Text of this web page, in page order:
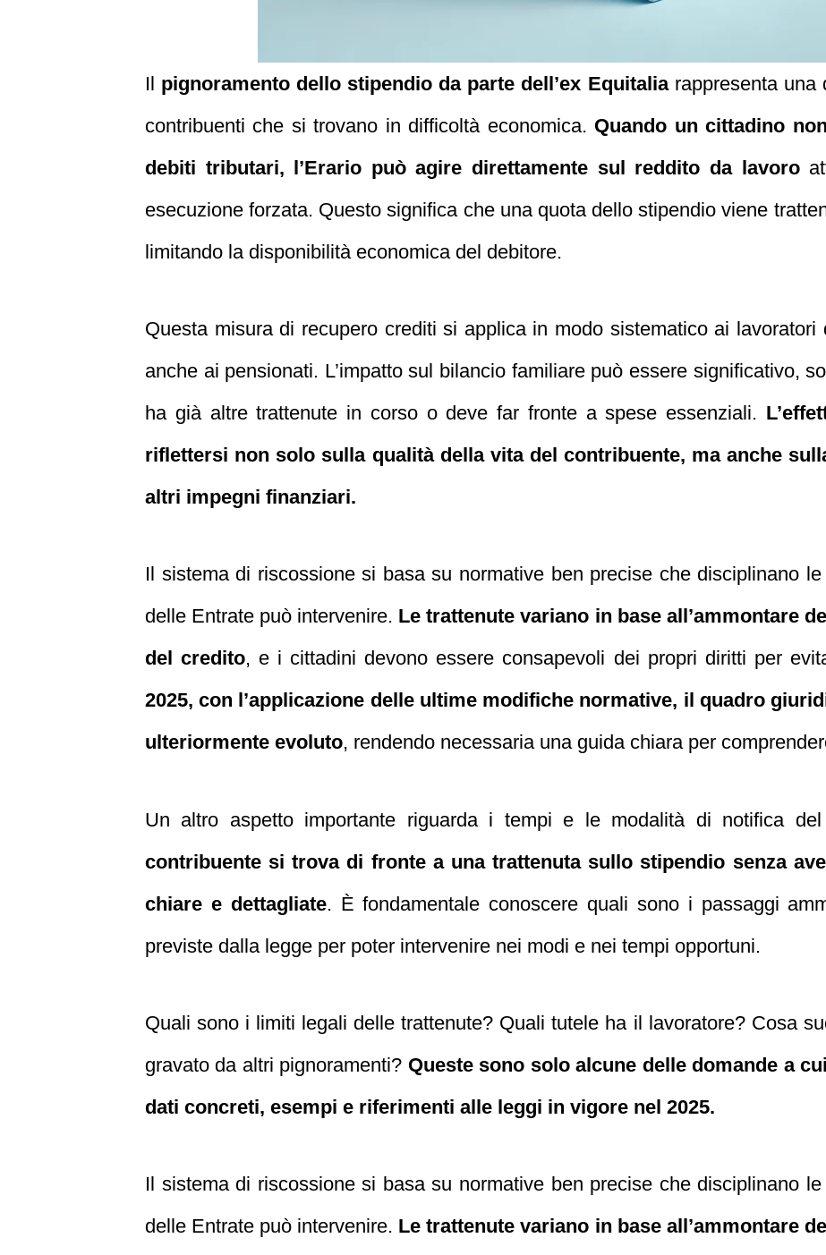
Il pignoramento dello stipendio da parte dell’ex Equitaliarappresenta una
contribuenti che si trovano in difficoltà economica. Quando un cittadino
debiti tributari, l’Erario può agire direttamente sul reddito da lavoro
esecuzione forzata. Questo significa che una quota dello stipendio viene
limitando la disponibilità economica del debitore.
Questa misura di recupero crediti si applica in modo sistematico ai
anche ai pensionati. L’impatto sul bilancio familiare può essere significativo,
ha già altre trattenute in corso o deve far fronte a spese essenziali.
riflettersi non solo sulla qualità della vita del contribuente, ma anche
altri impegni finanziari.
Il sistema di riscossione si basa su normative ben precise che disciplinano
delle Entrate può intervenire. Le trattenute variano in base all’ammontare
del credito, e i cittadini devono essere consapevoli dei propri diritti per
2025, con l’applicazione delle ultime modifiche normative, il quadro
ulteriormente evoluto, rendendo necessaria una guida chiara per
Un altro aspetto importante riguarda i tempi e le modalità di notifica del
contribuente si trova di fronte a una trattenuta sullo stipendio senza
chiare e dettagliate. È fondamentale conoscere quali sono i passaggi
previste dalla legge per poter intervenire nei modi e nei tempi opportuni.
Quali sono i limiti legali delle trattenute? Quali tutele ha il lavoratore? Cosa
gravato da altri pignoramenti? Queste sono solo alcune delle domande a
dati concreti, esempi e riferimenti alle leggi in vigore nel 2025.
Il sistema di riscossione si basa su normative ben precise che disciplinano
delle Entrate può intervenire. Le trattenute variano in base all’ammontare